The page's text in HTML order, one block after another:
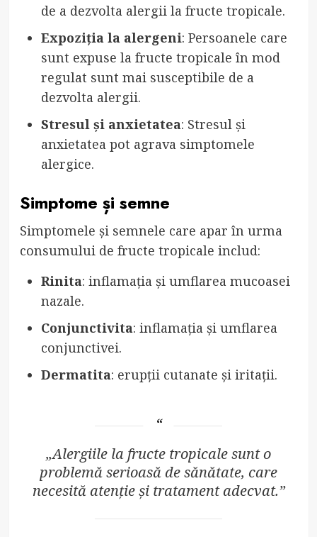
de a dezvolta alergii la fructe tropicale.
Expoziția la alergeni: Persoanele care
sunt expuse la fructe tropicale în mod
regulat sunt mai susceptibile de a
dezvolta alergii.
Stresul și anxietatea: Stresul și
anxietatea pot agrava simptomele
alergice.
Simptome și semne
Simptomele și semnele care apar în urma
consumului de fructe tropicale includ:
Rinita: inflamația și umflarea mucoasei
nazale.
Conjunctivita: inflamația și umflarea
conjunctivei.
Dermatita: erupții cutanate și iritații.
„Alergiile la fructe tropicale sunt o
problemă serioasă de sănătate, care
necesită atenție și tratament adecvat.”